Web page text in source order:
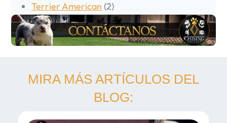
Terrier American (2)
MIRA MÁS ARTÍCULOS DEL
BLOG: